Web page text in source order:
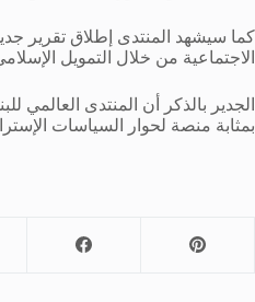
كما سيشهد المنتدى إطلاق تقرير
الاجتماعية من خلال التمويل
بمثابة منصة لحوار السياسات